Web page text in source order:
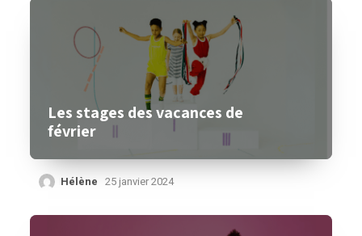
Les stages des vacances de
février
Hélène 25 janvier 2024